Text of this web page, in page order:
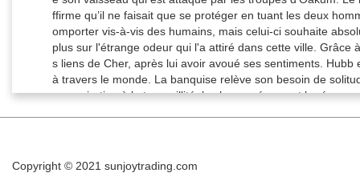
Copyright © 2021 sunjoytrading.com